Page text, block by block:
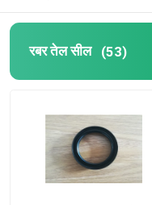
धातु सील वॉशर
Molded प्लास्टिक पार्ट्स
धातु फिक्सिंग और फास्टनरों
रबर तेल सील (53)